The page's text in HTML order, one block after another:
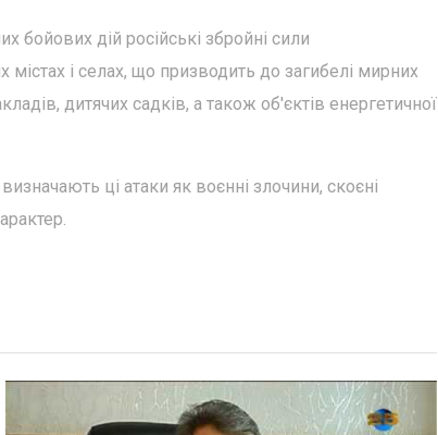
бойових дій російські збройні сили
містах і селах, що призводить до загибелі мирних
дитячих садків, а також об'єктів енергетичної
ці атаки як воєнні злочини, скоєні